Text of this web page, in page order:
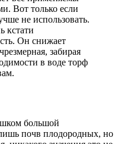
Вот только если
не использовать.
кстати
Он снижает
забирая
в воде торф
большой
почв плодородных, но